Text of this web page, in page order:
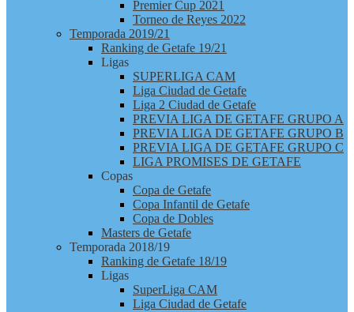
Premier Cup 2021
Torneo de Reyes 2022
Temporada 2019/21
Ranking de Getafe 19/21
Ligas
SUPERLIGA CAM
Liga Ciudad de Getafe
Liga 2 Ciudad de Getafe
PREVIA LIGA DE GETAFE GRUPO A
PREVIA LIGA DE GETAFE GRUPO B
PREVIA LIGA DE GETAFE GRUPO C
LIGA PROMISES DE GETAFE
Copas
Copa de Getafe
Copa Infantil de Getafe
Copa de Dobles
Masters de Getafe
Temporada 2018/19
Ranking de Getafe 18/19
Ligas
SuperLiga CAM
Liga Ciudad de Getafe